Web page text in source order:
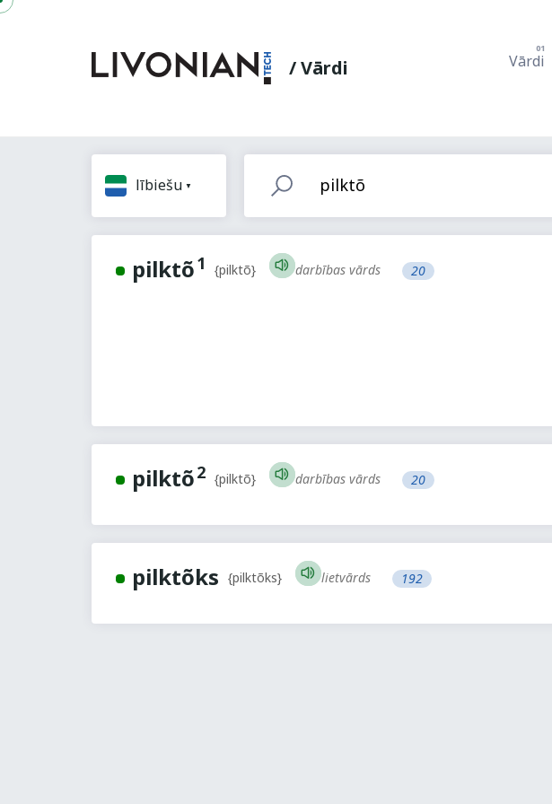
/ Vārdi Vārdi
lībiešu
pilktõ1 {pilktõ} darbības vārds 20
pilktõ2 {pilktõ} darbības vārds 20
pilktõks {pilktõks} lietvārds 192